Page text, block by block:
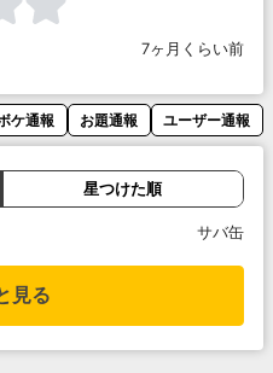
7ヶ月くらい前
ケ通報 お題通報 ユーザー通報
星つけた順
サバ缶
見る